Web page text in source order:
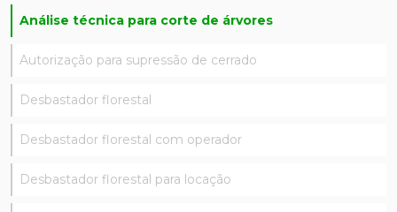
Análise técnica para corte de árvores
Autorização para supressão de cerrado
Desbastador florestal
Desbastador florestal com operador
Desbastador florestal para locação